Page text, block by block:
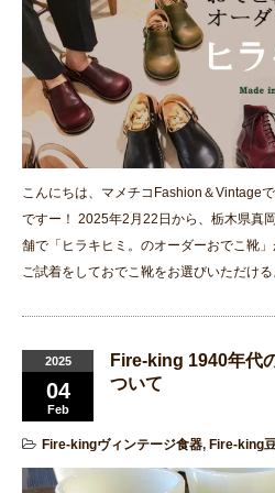
こんにちは、マメチコFashion＆Vintage
ですー！ 2025年2月22日から、栃木県真
舗で「ヒラキヒミ。のオーダーおでこ靴
ご試着をしておでこ靴をお選びいただけ
2025
04
Feb
Fire-king 1940年代
ついて
Fire-kingヴィンテージ食器, Fire-king